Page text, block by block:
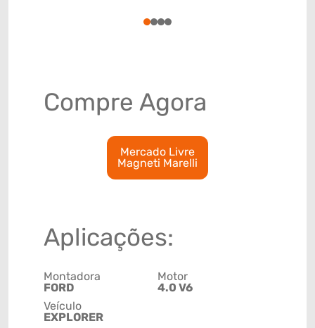
1234
Compre Agora
Mercado Livre
Magneti Marelli
Aplicações:
Montadora
FORD
Veículo
EXPLORER
Motor
4.0 V6